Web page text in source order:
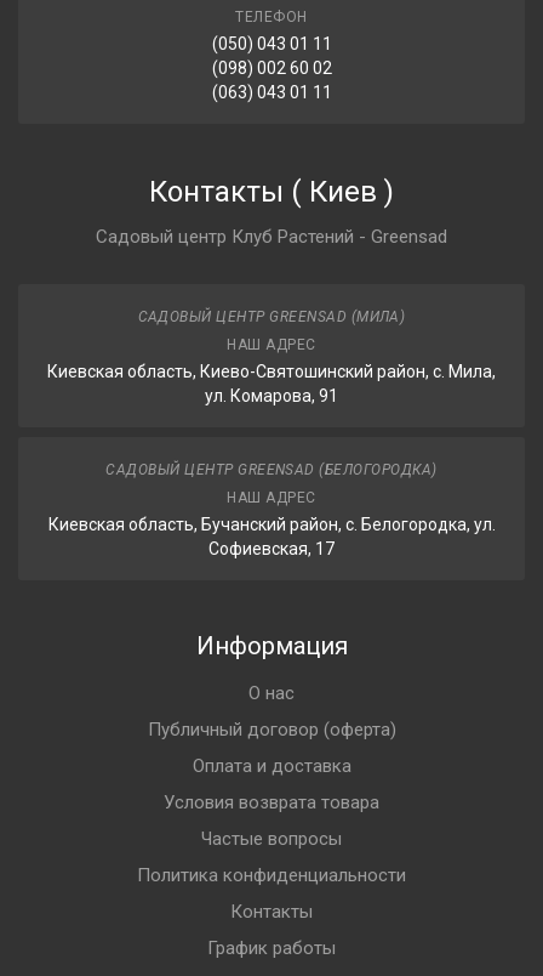
ТЕЛЕФОН
(050) 043 01 11
(098) 002 60 02
(063) 043 01 11
Контакты ( Киев )
Садовый центр Клуб Растений - Greensad
САДОВЫЙ ЦЕНТР GREENSAD (МИЛА)
НАШ АДРЕС
Киевская область, Киево-Святошинский район, с. Мила,
ул. Комарова, 91
САДОВЫЙ ЦЕНТР GREENSAD (БЕЛОГОРОДКА)
НАШ АДРЕС
Киевская область, Бучанский район, с. Белогородка, ул.
Софиевская, 17
Информация
О нас
Публичный договор (оферта)
Оплата и доставка
Условия возврата товара
Частые вопросы
Политика конфиденциальности
Контакты
График работы